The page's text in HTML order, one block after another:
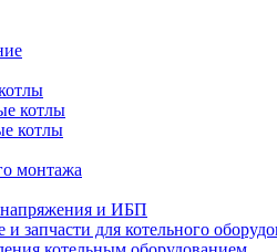
котлы
котлы
монтажа
и ИБП
запчасти для котельного